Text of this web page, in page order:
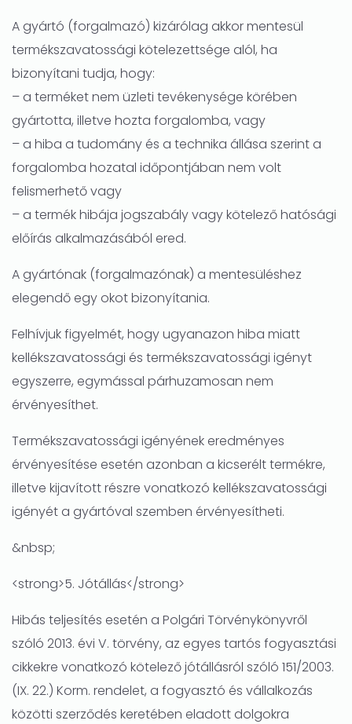
A gyártó (forgalmazó) kizárólag akkor mentesül
termékszavatossági kötelezettsége alól, ha
bizonyítani tudja, hogy:
– a terméket nem üzleti tevékenysége körében
gyártotta, illetve hozta forgalomba, vagy
– a hiba a tudomány és a technika állása szerint a
forgalomba hozatal időpontjában nem volt
felismerhető vagy
– a termék hibája jogszabály vagy kötelező hatósági
előírás alkalmazásából ered.
A gyártónak (forgalmazónak) a mentesüléshez
elegendő egy okot bizonyítania.
Felhívjuk figyelmét, hogy ugyanazon hiba miatt
kellékszavatossági és termékszavatossági igényt
egyszerre, egymással párhuzamosan nem
érvényesíthet.
Termékszavatossági igényének eredményes
érvényesítése esetén azonban a kicserélt termékre,
illetve kijavított részre vonatkozó kellékszavatossági
igényét a gyártóval szemben érvényesítheti.
&nbsp;
<strong>5. Jótállás</strong>
Hibás teljesítés esetén a Polgári Törvénykönyvről
szóló 2013. évi V. törvény, az egyes tartós fogyasztási
cikkekre vonatkozó kötelező jótállásról szóló 151/2003.
(IX. 22.) Korm. rendelet, a fogyasztó és vállalkozás
közötti szerződés keretében eladott dolgokra